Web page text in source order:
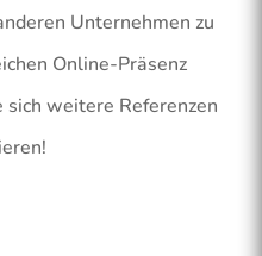
Unternehmen zu
Online-Präsenz
sich weitere Referenzen